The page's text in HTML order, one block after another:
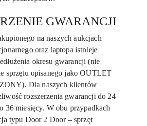
GWARANCJI
na naszych aukcjach
oraz laptopa istnieje
okresu gwarancji (nie
sprzętu opisanego jako OUTLET
Dla naszych klientów
rozszerzenia gwarancji do 24
36 miesięcy. W obu przypadkach
typu Door 2 Door – sprzęt